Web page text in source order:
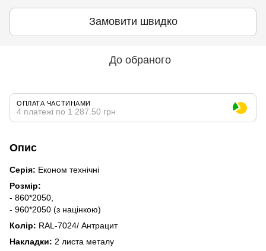
Замовити швидко
До обраного
ОПЛАТА ЧАСТИНАМИ
4 платежі по 1 287.50 грн
Опис
Серія: Економ технічні
Розмір:
- 860*2050,
- 960*2050 (з націнкою)
Колір: RAL-7024/ Антрацит
Накладки: 2 листа металу